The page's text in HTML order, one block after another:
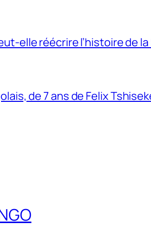
elle réécrire l’histoire de la
de 7 ans de Felix